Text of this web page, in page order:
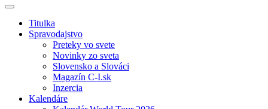
Titulka
Spravodajstvo
Preteky vo svete
Novinky zo sveta
Slovensko a Slováci
Magazín C-I.sk
Inzercia
Kalendáre